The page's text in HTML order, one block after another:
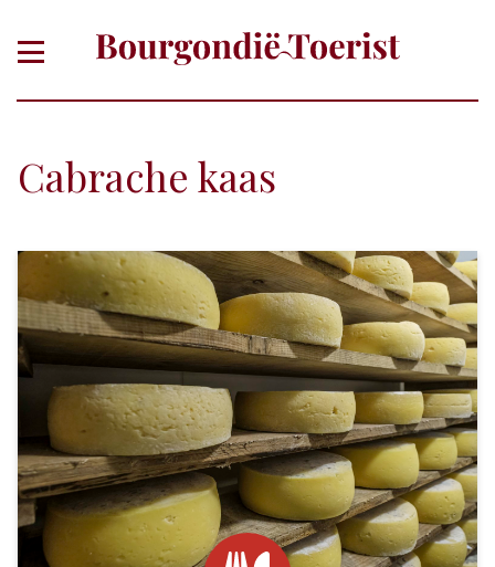
Cabrache kaas